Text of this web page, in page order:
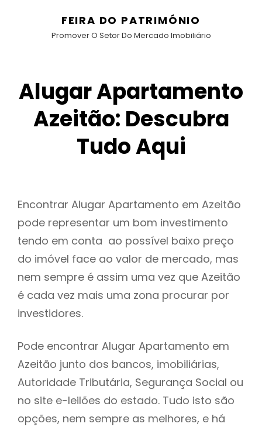
FEIRA DO PATRIMÓNIO
Promover O Setor Do Mercado Imobiliário
Alugar Apartamento
Azeitão: Descubra
Tudo Aqui
Encontrar Alugar Apartamento em Azeitão
pode representar um bom investimento
tendo em conta ao possível baixo preço
do imóvel face ao valor de mercado, mas
nem sempre é assim uma vez que Azeitão
é cada vez mais uma zona procurar por
investidores.
Pode encontrar Alugar Apartamento em
Azeitão junto dos bancos, imobiliárias,
Autoridade Tributária, Segurança Social ou
no site e-leilões do estado. Tudo isto são
opções, nem sempre as melhores, e há